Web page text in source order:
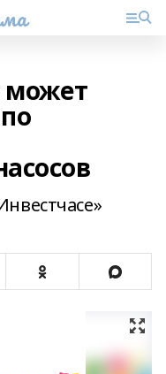
может